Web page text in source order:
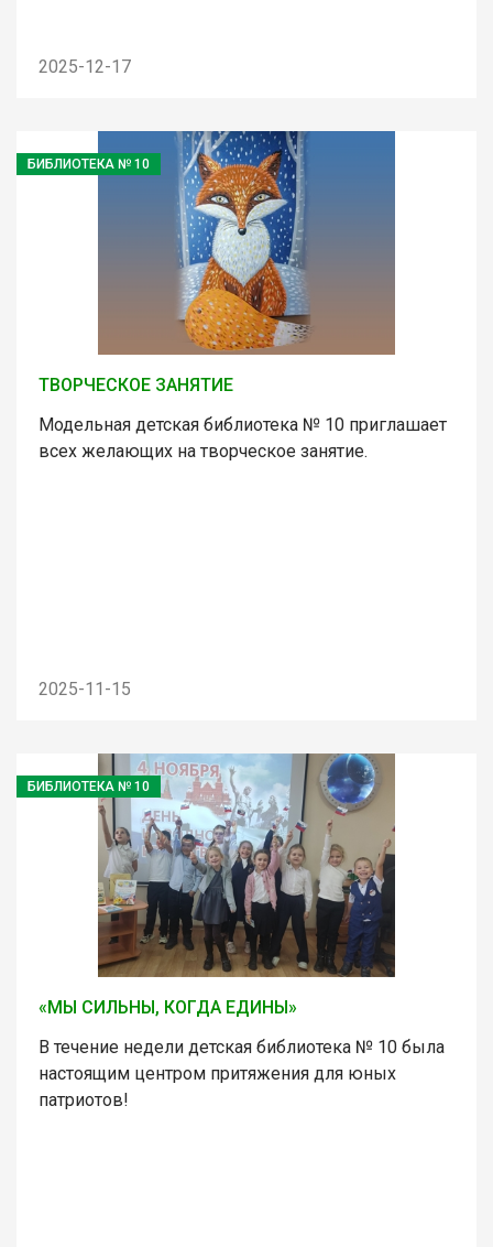
2025-12-17
БИБЛИОТЕКА № 10
ТВОРЧЕСКОЕ ЗАНЯТИЕ
Модельная детская библиотека № 10 приглашает
всех желающих на творческое занятие.
2025-11-15
БИБЛИОТЕКА № 10
«МЫ СИЛЬНЫ, КОГДА ЕДИНЫ»
В течение недели детская библиотека № 10 была
настоящим центром притяжения для юных
патриотов!